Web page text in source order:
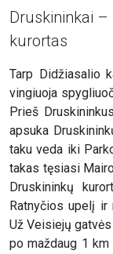
Druskininkai
kurortas
Tarp Didžiasalio
vingiuoja
Prieš
apsuka
taku veda iki
takas tęsiasi
Druskininkų
Ratnyčios upelį ir
Už Veisiejų
po maždaug 1